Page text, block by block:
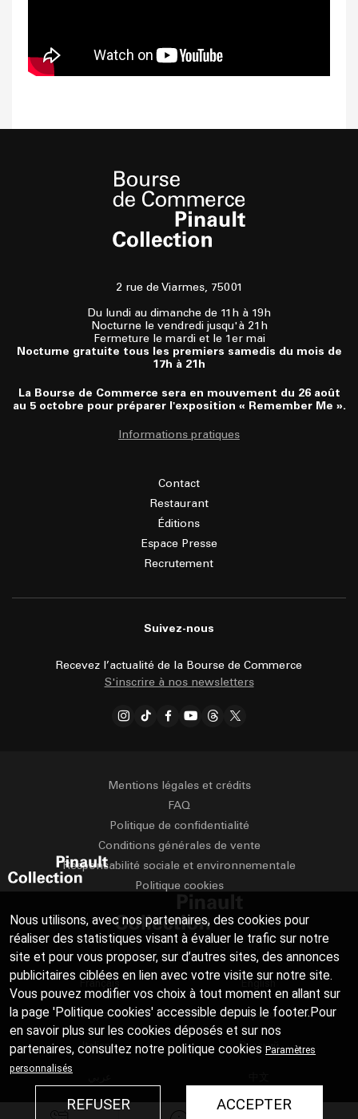
2 rue de Viarmes, 75001
Du lundi au dimanche de 11h à 19h
Nocturne le vendredi jusqu'à 21h
Fermeture le mardi et le 1er mai
Nocturne gratuite tous les premiers samedis du mois de
17h à 21h
La Bourse de Commerce sera en mouvement du 26 août
au 5 octobre pour préparer l'exposition « Remember Me ».
Informations pratiques
Contact
Restaurant
Éditions
Espace Presse
Recrutement
Suivez-nous
Recevez l’actualité de la Bourse de Commerce
S'inscrire à nos newsletters
Mentions légales et crédits
FAQ
Politique de confidentialité
Conditions générales de vente
Responsabilité sociale et environnementale
Politique cookies
Français English
Deutsch Español
Italiano Русский
日本語
Nous utilisons, avec nos partenaires, des cookies pour
réaliser des statistiques visant à évaluer le trafic sur notre
site et pour vous proposer, sur d’autres sites, des annonces
publicitaires ciblées en lien avec votre visite sur notre site.
Vous pouvez modifier vos choix à tout moment en allant sur
la page 'Politique cookies' accessible depuis le footer.Pour
en savoir plus sur les cookies déposés et sur nos
partenaires, consultez notre politique cookies Paramètres
personnalisés
ACCEPTER
REFUSER